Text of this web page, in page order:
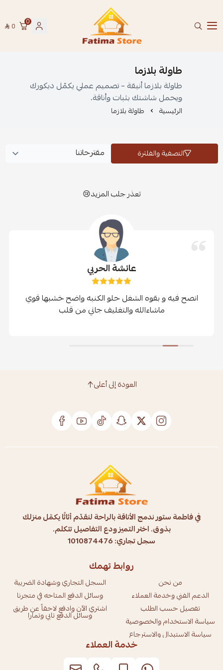
فاطمة ستور Fatima Store
0
0
طاولة بلازما
طاولة بلازما أنيقة – تصميم عملي يكمّل ديكورك
ويحمل شاشتك بثبات وأناقة.
الرئيسية طاولة بلازما
التصفية والفلترة
تعذر جلب المزيد😢
عائشة الحربي
انصح فيه و بقوه الشغل حلو الكنبه واضح خشبها قوي
ماشاءالله والتغليف جاني من قلب
العودة إلى أعلى
في فاطمة ستور ندمج الأناقة بالراحة لنقدّم أثاثًا يكمّل منزلك
بذوق. اختر التميز ودع التفاصيل تتكلم.
سجل تجاري: 1010874476
روابط تهمك
من نحن
الدعم الفني وخدمة العملاء
تفصيل حسب الطلب
سياسة الاستخدام والخصوصية
سياسة الاستبدال والاسترجاع
السجل التجاري وشهادة الضريبة
وسائل الدفع المتاحه في متجرنا
اشتري الآن وادفع لاحقاً عن طريق
وسائل الدفع تابي وتمارا
خدمة العملاء